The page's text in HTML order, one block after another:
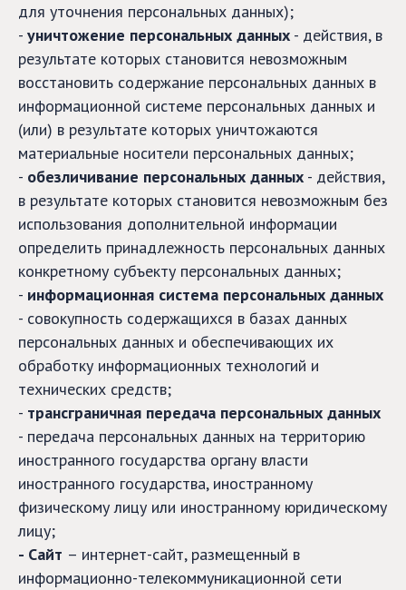
для уточнения персональных данных);
- уничтожение персональных данных - действия, в
результате которых становится невозможным
восстановить содержание персональных данных в
информационной системе персональных данных и
(или) в результате которых уничтожаются
материальные носители персональных данных;
- обезличивание персональных данных - действия,
в результате которых становится невозможным без
использования дополнительной информации
определить принадлежность персональных данных
конкретному субъекту персональных данных;
- информационная система персональных данных
- совокупность содержащихся в базах данных
персональных данных и обеспечивающих их
обработку информационных технологий и
технических средств;
- трансграничная передача персональных данных
- передача персональных данных на территорию
иностранного государства органу власти
иностранного государства, иностранному
физическому лицу или иностранному юридическому
лицу;
- Сайт – интернет-сайт, размещенный в
информационно-телекоммуникационной сети